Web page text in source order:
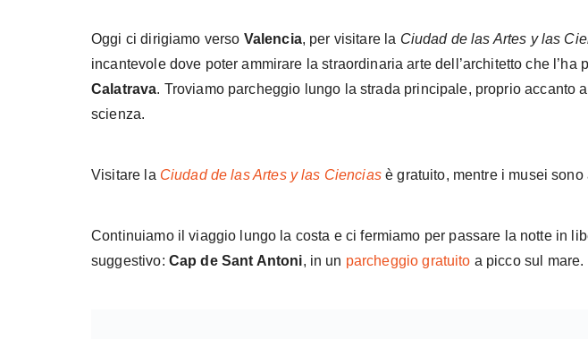
Oggi ci dirigiamo verso Valencia, per visitare la Ciudad de las Artes y las
incantevole dove poter ammirare la straordinaria arte dell’architetto che l’ha
Calatrava. Troviamo parcheggio lungo la strada principale, proprio accanto
scienza.
Visitare la Ciudad de las Artes y las Cienciasè gratuito, mentre i musei sono
Continuiamo il viaggio lungo la costa e ci fermiamo per passare la notte in
suggestivo: Cap de Sant Antoni, in un parcheggio gratuito a picco sul mare.